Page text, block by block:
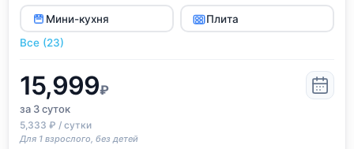
Мини-кухня
Плита
Все (23)
15,999₽
за 3суток
5,333 ₽ / сутки
Для 1 взрослого, без детей